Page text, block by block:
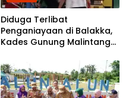
Diduga Terlibat
Penganiayaan di Balakka,
Kades Gunung Malintang
Bupati Palas Ambil Sikap